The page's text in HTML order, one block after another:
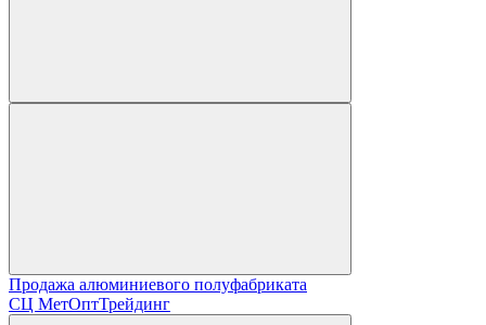
Продажа алюминиевого полуфабриката
СЦ МетОптТрейдинг